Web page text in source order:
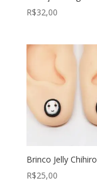
R$32,00
Brinco Jelly Chihiro
R$25,00